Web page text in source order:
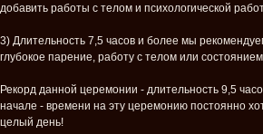
добавить работы с телом и психологической
3) Длительность 7,5 часов и более мы
глубокое парение, работу с телом или
Рекорд данной церемонии - длительность 9,5
начале - времени на эту церемонию постоянно
целый день!